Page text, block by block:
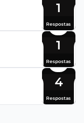
1
Respostas
1
Respostas
4
Respostas